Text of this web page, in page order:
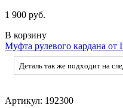
1 900 руб.
В корзину
Муфта рулевого кардана
Деталь так же подходит на
Артикул: 192300